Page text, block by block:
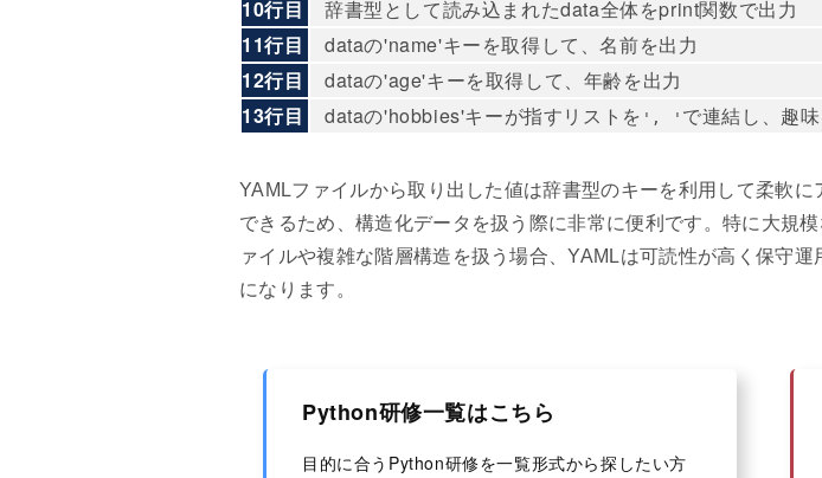
10行目
辞書型として読み込まれたdata全体をprint関数で出力
11行目
dataの'name'キーを取得して、名前を出力
12行目
dataの'age'キーを取得して、年齢を出力
13行目
dataの'hobbies'キーが指すリストを ', ' で連結し、趣
YAMLファイルから取り出した値は辞書型のキーを利用して柔軟に
できるため、構造化データを扱う際に非常に便利です。特に大規
ァイルや複雑な階層構造を扱う場合、YAMLは可読性が高く保守運
になります。
Python研修一覧はこちら
目的に合うPython研修を一覧形式から探したい方